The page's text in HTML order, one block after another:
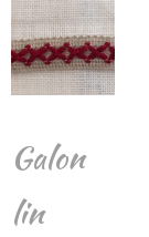
Galon
lin